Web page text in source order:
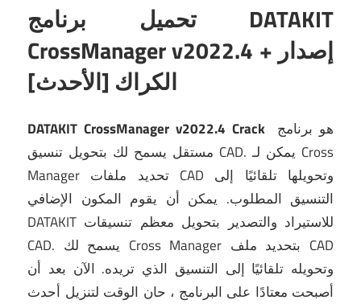
تحميل برنامج DATAKIT
CrossManager v2022.4 + إصدار
DATAKIT CrossManager v2022.4 Crackهو برنامج
مستقل يسمح لك بتحويل تنسيق CAD.يمكن لـ Cross
Manager تحديد ملفات CAD وتحويلها تلقائيًا إلى
التنسيق المطلوب. يمكن أن يقوم المكون الإضافي
DATAKIT للاستيراد والتصدير بتحويل معظم تنسيقات
CAD. يسمح لك Cross Manager بتحديد ملف CAD
وتحويله تلقائيًا إلى التنسيق الذي تريده. الآن بعد أن
أصبحت معتادًا على البرنامج ، حان الوقت لتنزيل أحدث